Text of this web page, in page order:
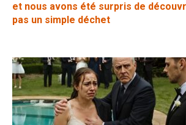
et nous avons été surpris de
pas un simple déchet